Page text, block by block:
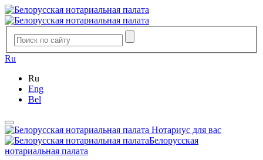
Ru
Ru
Eng
Bel
Нотариус для вас
Белорусская
нотариальная палата